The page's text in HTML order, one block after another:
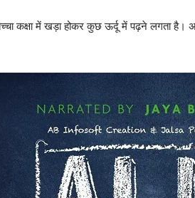
कक्षा में खड़ा होकर कुछ ऊर्दू में पढ़ने लगता है।